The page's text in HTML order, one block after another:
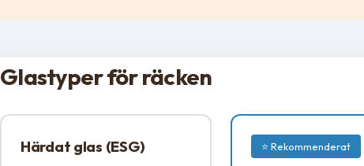
Glastyper för räcken
Härdat glas (ESG) ⭐ Rekommenderat